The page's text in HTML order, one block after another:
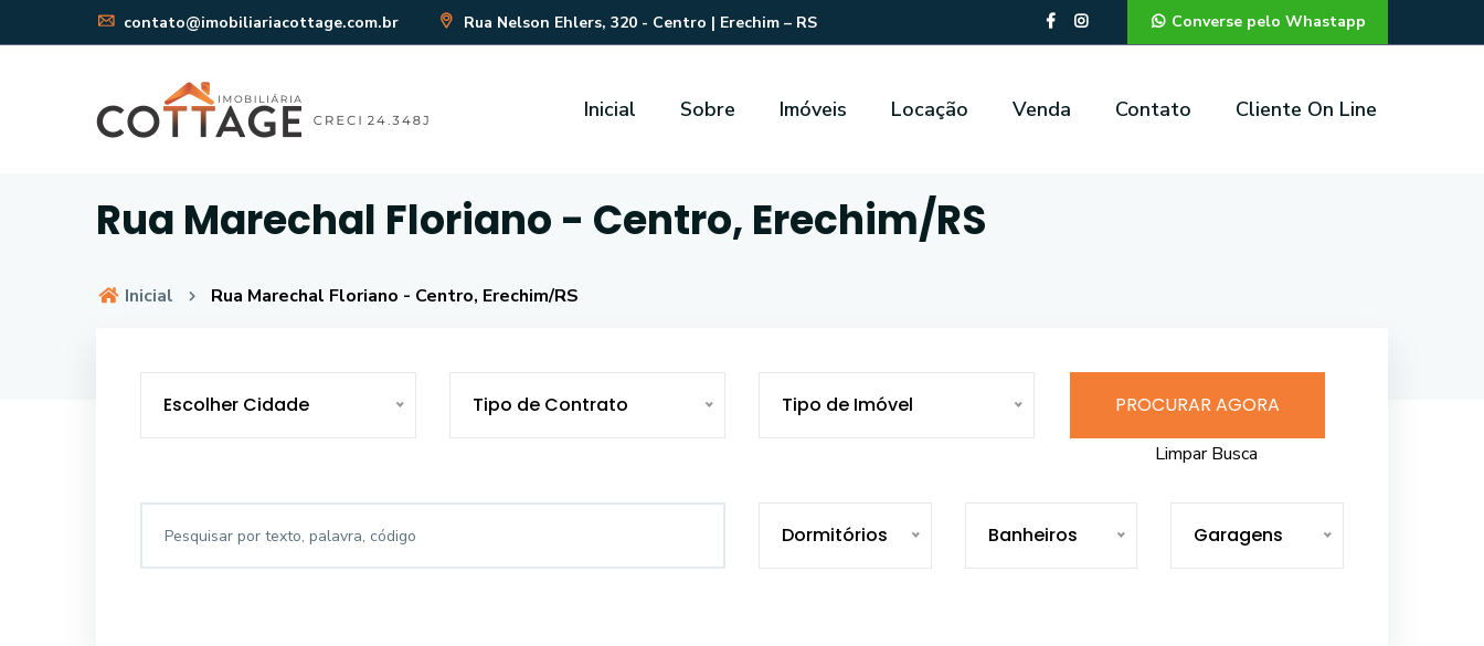
contato@imobiliariacottage.com.br Rua Nelson Ehlers, 320 - Centro | Erechim – RS Converse pelo Whastapp
Inicial Sobre Imóveis Locação Venda Contato Cliente On Line
Rua Marechal Floriano - Centro, Erechim/RS
Inicial Rua Marechal Floriano - Centro, Erechim/RS
Escolher Cidade Tipo de Contrato Tipo de Imóvel PROCURAR AGORA
Limpar Busca
Dormitórios Banheiros Garagens